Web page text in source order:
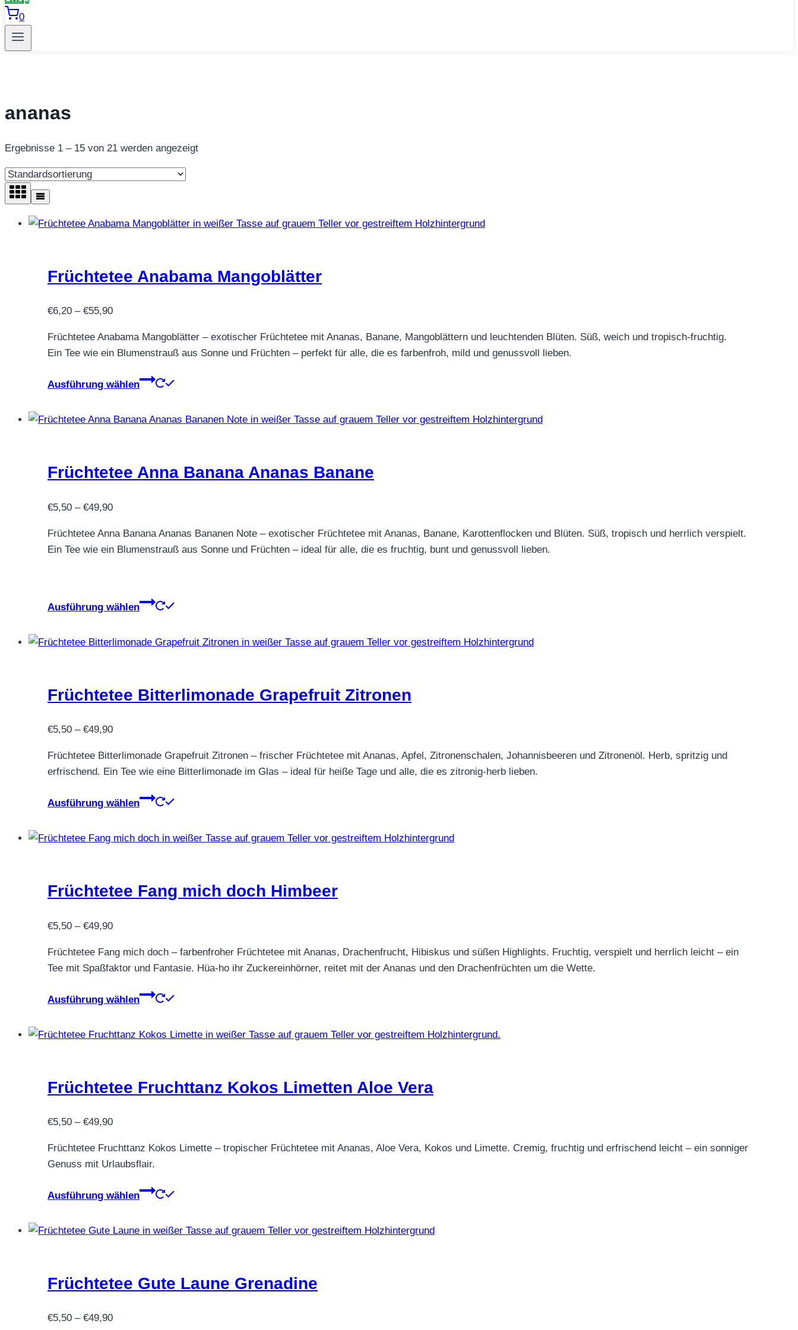
0
ananas
Ergebnisse 1 – 15 von 21 werden angezeigt
Früchtetee Anabama Mangoblätter
€6,20 – €55,90Preisspanne:
bis
€55,90
Früchtetee Anabama Mangoblätter – exotischer Früchtetee mit Ananas, Banane, Mangoblättern und leuchtenden Blüten. Süß, weich und tropisch-fruchtig.
Ein Tee wie ein Blumenstrauß aus Sonne und Früchten – perfekt für alle, die es farbenfroh, mild und genussvoll lieben.
Ausführung wählen
Dieses
mehrere
Die
der
Produktseite
Früchtetee Anna Banana Ananas Banane
€5,50 – €49,90Preisspanne:
bis
€49,90
Früchtetee Anna Banana Ananas Bananen Note – exotischer Früchtetee mit Ananas, Banane, Karottenflocken und Blüten. Süß, tropisch und herrlich verspielt.
Ein Tee wie ein Blumenstrauß aus Sonne und Früchten – ideal für alle, die es fruchtig, bunt und genussvoll lieben.
Ausführung wählen
Dieses
mehrere
Die
der
Produktseite
Früchtetee Bitterlimonade Grapefruit Zitronen
€5,50 – €49,90Preisspanne:
bis
€49,90
Früchtetee Bitterlimonade Grapefruit Zitronen – frischer Früchtetee mit Ananas, Apfel, Zitronenschalen, Johannisbeeren und Zitronenöl. Herb, spritzig und
erfrischend. Ein Tee wie eine Bitterlimonade im Glas – ideal für heiße Tage und alle, die es zitronig-herb lieben.
Ausführung wählen
Dieses
mehrere
Die
der
Produktseite
Früchtetee Fang mich doch Himbeer
€5,50 – €49,90Preisspanne:
bis
€49,90
Früchtetee Fang mich doch – farbenfroher Früchtetee mit Ananas, Drachenfrucht, Hibiskus und süßen Highlights. Fruchtig, verspielt und herrlich leicht – ein
Tee mit Spaßfaktor und Fantasie. Hüa-ho ihr Zuckereinhörner, reitet mit der Ananas und den Drachenfrüchten um die Wette.
Ausführung wählen
Dieses
mehrere
Die
der
Früchtetee Fruchttanz Kokos Limetten Aloe Vera
€5,50 – €49,90Preisspanne:
bis
€49,90
Früchtetee Fruchttanz Kokos Limette – tropischer Früchtetee mit Ananas, Aloe Vera, Kokos und Limette. Cremig, fruchtig und erfrischend leicht – ein sonniger
Genuss mit Urlaubsflair.
Ausführung wählen
Dieses
mehrere
Die
Früchtetee Gute Laune Grenadine
€5,50 – €49,90Preisspanne: